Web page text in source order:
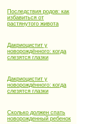
Последствия родов: как
избавиться от
растянутого живота
Дакриоцистит у
новорождённого: когда
слезятся глазки
Дакриоцистит у
новорождённого: когда
слезятся глазки
Сколько должен спать
новорожденный ребенок